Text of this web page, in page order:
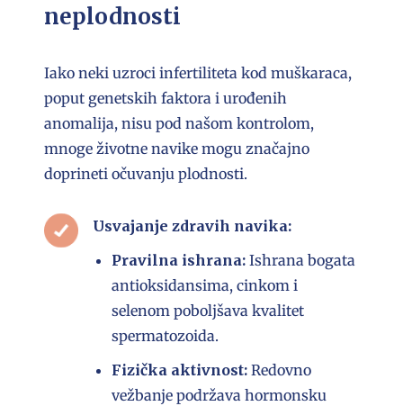
neplodnosti
Iako neki uzroci infertiliteta kod muškaraca,
poput genetskih faktora i urođenih
anomalija, nisu pod našom kontrolom,
mnoge životne navike mogu značajno
doprineti očuvanju plodnosti.
Usvajanje zdravih navika:
Pravilna ishrana:Ishrana bogata
antioksidansima, cinkom i
selenom poboljšava kvalitet
spermatozoida.
Fizička aktivnost:Redovno
vežbanje podržava hormonsku